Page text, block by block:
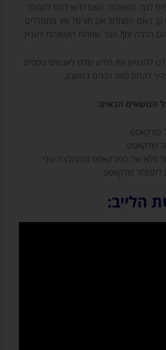
לגבי השאלות: האם כדאי להם לתמלל
האם התמלול אכן תורם? איך מתמללים
הרבה זמן? ועוד שאלות הקשורות לעניין.
להנגיש את הידע שלנו לאנשים נוספים
לקחת כמה דברים בחשבון.
הנושאים הבאים:
פודקאסט
פודקאסט
מלא של הפודקאסט וההמלצה שלי
לתמלול פודקאסט
הלייב: